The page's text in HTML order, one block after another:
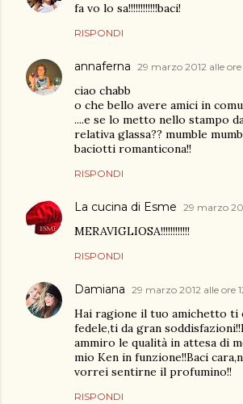
fa vo lo sa!!!!!!!!!!!!baci!
RISPONDI
annaferna 29 marzo 2012 alle ore
ciao chabb
o che bello avere amici in
....e se lo metto nello stampo
relativa glassa?? mumble
baciotti romanticona!!
RISPONDI
La cucina di Esme 29 marzo
MERAVIGLIOSA!!!!!!!!!!!!
RISPONDI
Damiana 29 marzo 2012 alle ore
Hai ragione il tuo amichetto ti
fedele,ti da gran
ammiro le qualità in attesa di
mio Ken in funzione!!Baci
vorrei sentirne il profumino!!
RISPONDI